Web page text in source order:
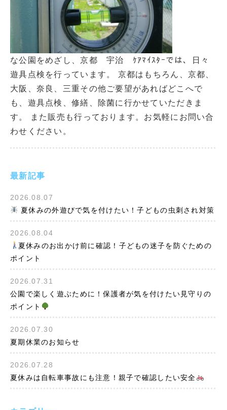
最新記事
2026.08.07
夏休みの外遊びで気を付けたい！子どもの虫刺され対策
2026.08.04
夏休みのお出かけ前に確認！子どもの迷子を防ぐための
ポイント
2026.07.31
公園で楽しく遊ぶために！保護者が気を付けたい見守りの
ポイント
2026.07.30
夏期休業のお知らせ
2026.07.28
夏休みは自転車事故にも注意！親子で確認したい安全
な公園をめざし、京都 宇治 ｹｱﾏｲｽﾀｰでは、日々
遊具点検を行っています。 京都はもちろん、京都、
大阪、奈良、三重その他ご要望があればどこへで
も、遊具点検、修繕、除菌に行かせていただきま
す。 また販売も行っております。お気軽にお問い合
わせください。